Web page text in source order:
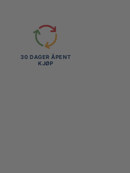
30 DAGER ÅPENT
KJØP